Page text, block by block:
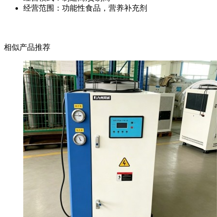
经营范围：功能性食品，营养补充剂
相似产品推荐